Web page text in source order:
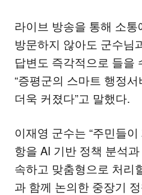
라이브 방송을 통해 소통
방문하지 않아도 군수님
답변도 즉각적으로 들을
“증평군의 스마트 행정
더욱 커졌다”고 말했다.
이재영 군수는 “주민들
항을 AI 기반 정책 분석
속하고 맞춤형으로 처리
과 함께 논의한 중장기